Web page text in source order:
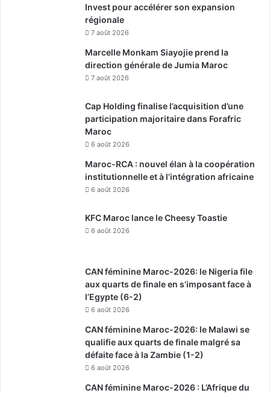
Invest pour accélérer son expansion
régionale
7 août 2026
Marcelle Monkam Siayojie prend la
direction générale de Jumia Maroc
7 août 2026
Cap Holding finalise l’acquisition d’une
participation majoritaire dans Forafric
Maroc
6 août 2026
Maroc-RCA : nouvel élan à la coopération
institutionnelle et à l’intégration africaine
6 août 2026
KFC Maroc lance le Cheesy Toastie
6 août 2026
CAN féminine Maroc-2026: le Nigeria file
aux quarts de finale en s’imposant face à
l’Egypte (6-2)
6 août 2026
CAN féminine Maroc-2026: le Malawi se
qualifie aux quarts de finale malgré sa
défaite face à la Zambie (1-2)
6 août 2026
CAN féminine Maroc-2026 : L’Afrique du